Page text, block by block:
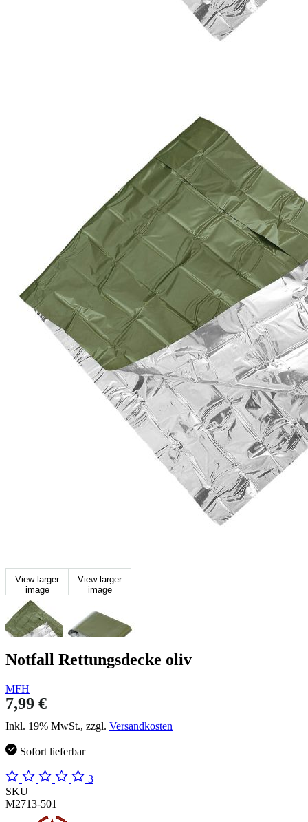
View larger
image
View larger
image
Notfall Rettungsdecke oliv
MFH
7,99 €
Inkl. 19% MwSt., zzgl. Versandkosten
Sofort lieferbar
3
SKU
M2713-501